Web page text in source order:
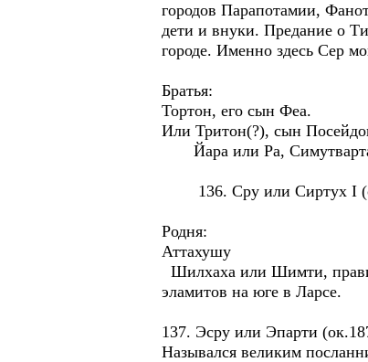
городов Парапотамии,
дети и внуки. Предание о
городе. Именно здесь Сер
Братья:
Тортон, его сын Феа.
Или Тритон(?), сын
Йара или Ра,
136. Сру или Сиртух I
Родня:
Аттахушу
Шилхаха или Шимти,
эламитов на юге в Ларсе.
137. Эсру или Эпарти
Назывался великим